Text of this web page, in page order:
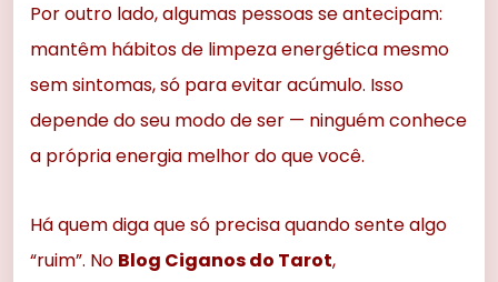
Por outro lado, algumas pessoas se antecipam:
mantêm hábitos de limpeza energética mesmo
sem sintomas, só para evitar acúmulo. Isso
depende do seu modo de ser — ninguém conhece
a própria energia melhor do que você.
Há quem diga que só precisa quando sente algo
“ruim”. No Blog Ciganos do Tarot,